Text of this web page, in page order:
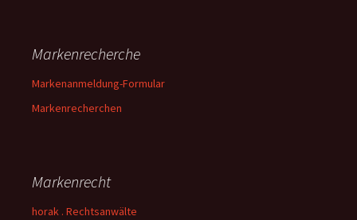
Markenrecherche
Markenanmeldung-Formular
Markenrecherchen
Markenrecht
horak . Rechtsanwälte